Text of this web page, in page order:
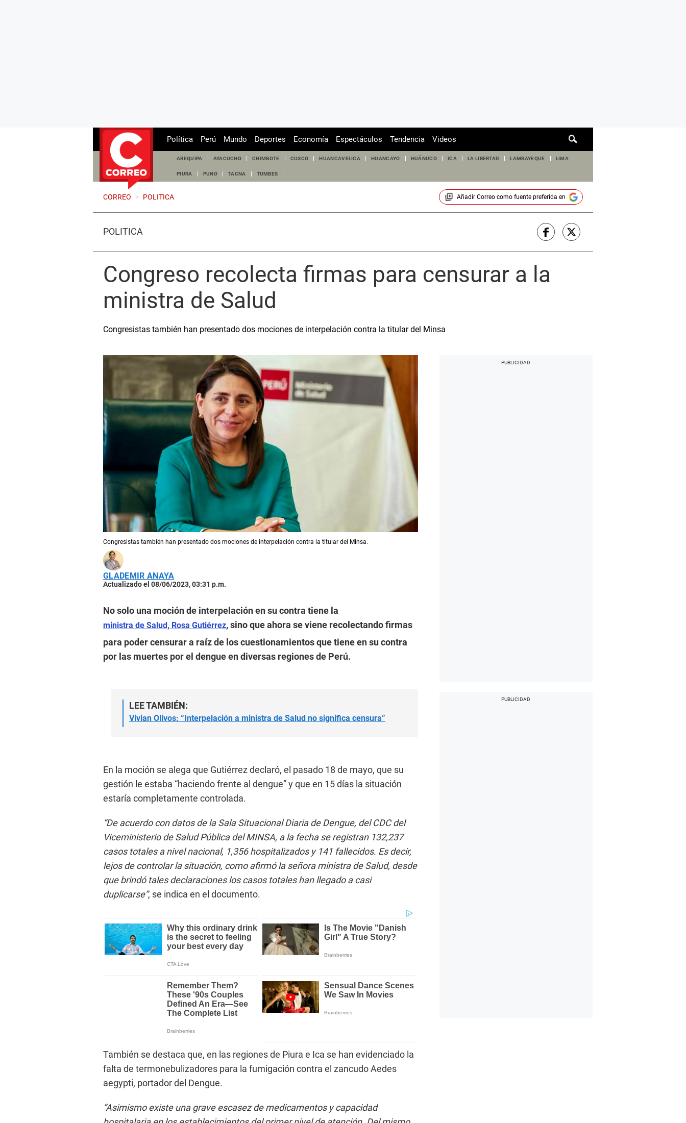
de
Política Perú Mundo Deportes Economía Espectáculos Tendencia Videos
AREQUIPA AYACUCHO CHIMBOTE CUSCO HUANCAVELICA HUANCAYO HUÁNUCO ICA LA LIBERTAD LAMBAYEQUE LIMA
PIURA PUNO TACNA TUMBES
CORREO > POLITICA Añadir Correocomo fuente preferida en
POLÍTICA
Congreso recolecta firmas para censurar a la
ministra de Salud
Congresistas también han presentado dos mociones de interpelación contra la titular del Minsa
Congresistas también han presentado dos mociones de interpelación contra la titular del Minsa.
GLADEMIR ANAYA
Actualizado el 08/06/2023, 03:31 p.m.
No solo una moción de interpelación en su contra tiene la
ministra de Salud, Rosa Gutiérrez, sino que ahora se viene recolectando firmas
para poder censurar a raíz de los cuestionamientos que tiene en su contra
por las muertes por el dengue en diversas regiones de Perú.
LEE TAMBIÉN:
Vivian Olivos: “Interpelación a ministra de Salud no significa censura”
En la moción se alega que Gutiérrez declaró, el pasado 18 de mayo, que su
gestión le estaba “haciendo frente al dengue” y que en 15 días la situación
estaría completamente controlada.
“De acuerdo con datos de la Sala Situacional Diaria de Dengue, del CDC del
Viceministerio de Salud Pública del MINSA, a la fecha se registran 132,237
casos totales a nivel nacional, 1,356 hospitalizados y 141 fallecidos. Es decir,
lejos de controlar la situación, como afirmó la señora ministra de Salud, desde
que brindó tales declaraciones los casos totales han llegado a casi
duplicarse”, se indica en el documento.
También se destaca que, en las regiones de Piura e Ica se han evidenciado la
falta de termonebulizadores para la fumigación contra el zancudo Aedes
aegypti, portador del Dengue.
“Asimismo existe una grave escasez de medicamentos y capacidad